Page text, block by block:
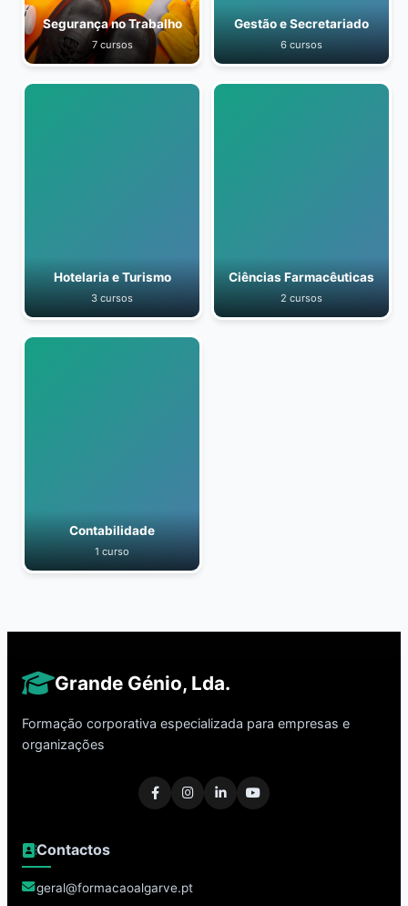
Segurança no Trabalho
7 cursos
Gestão e Secretariado
6 cursos
Hotelaria e Turismo
3 cursos
Ciências Farmacêuticas
2 cursos
Contabilidade
1 curso
Grande Génio, Lda.
Formação corporativa especializada para empresas e
organizações
Contactos
geral@formacaoalgarve.pt